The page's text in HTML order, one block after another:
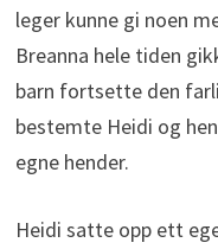
leger kunne gi noen
Breanna hele tiden
barn fortsette den
bestemte Heidi og
egne hender.
Heidi satte opp ett